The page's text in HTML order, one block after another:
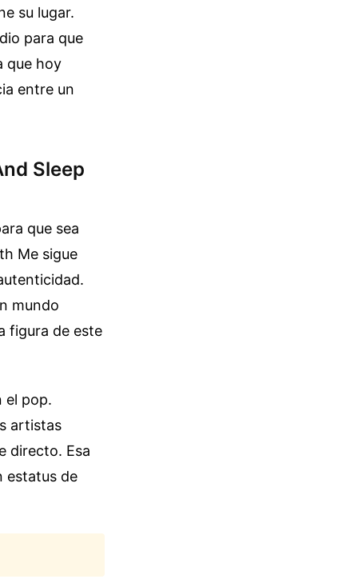
su lugar.
para que
que hoy
entre un
Sleep
que sea
Me sigue
mundo
figura de este
el pop.
artistas
directo. Esa
estatus de